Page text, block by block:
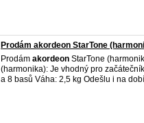
Prodám akordeon StarTone
Prodám akordeon StarTone
(harmonika): Je vhodný pro
a 8 basů Váha: 2,5 kg Odešlu i na